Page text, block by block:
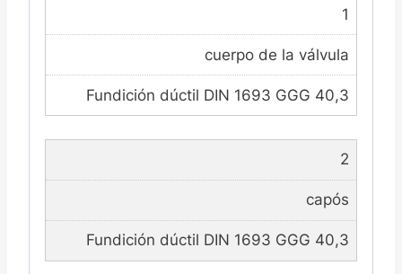
1
cuerpo de la válvula
Fundición dúctil DIN 1693 GGG 40,3
2
capós
Fundición dúctil DIN 1693 GGG 40,3